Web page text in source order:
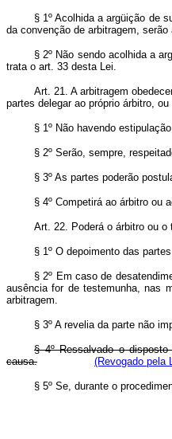
§ 1º Acolhida a argüição de
da convenção de arbitragem,
§ 2º Não sendo acolhida a
trata o art. 33 desta Lei.
Art. 21. A arbitragem
partes delegar ao próprio árbitro,
§ 1º Não havendo
§ 2º Serão, sempre,
§ 3º As partes poderão
§ 4º Competirá ao árbitro ou
Art. 22. Poderá o árbitro ou
§ 1º O depoimento das
§ 2º Em caso de
ausência for de testemunha, nas
arbitragem.
§ 3º A revelia da parte não
§ 4º Ressalvado o
causa.
(Revogado pela
§ 5º Se, durante o